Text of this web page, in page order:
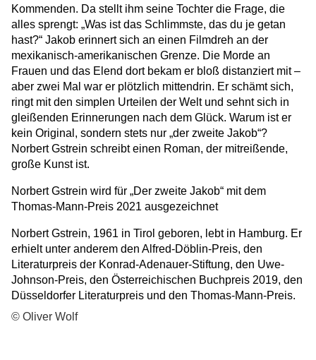
Kommenden. Da stellt ihm seine Tochter die Frage, die
alles sprengt: „Was ist das Schlimmste, das du je getan
hast?“ Jakob erinnert sich an einen Filmdreh an der
mexikanisch-amerikanischen Grenze. Die Morde an
Frauen und das Elend dort bekam er bloß distanziert mit –
aber zwei Mal war er plötzlich mittendrin. Er schämt sich,
ringt mit den simplen Urteilen der Welt und sehnt sich in
gleißenden Erinnerungen nach dem Glück. Warum ist er
kein Original, sondern stets nur „der zweite Jakob“?
Norbert Gstrein schreibt einen Roman, der mitreißende,
große Kunst ist.
Norbert Gstrein wird für „Der zweite Jakob“ mit dem
Thomas-Mann-Preis 2021 ausgezeichnet
Norbert Gstrein, 1961 in Tirol geboren, lebt in Hamburg. Er
erhielt unter anderem den Alfred-Döblin-Preis, den
Literaturpreis der Konrad-Adenauer-Stiftung, den Uwe-
Johnson-Preis, den Österreichischen Buchpreis 2019, den
Düsseldorfer Literaturpreis und den Thomas-Mann-Preis.
© Oliver Wolf